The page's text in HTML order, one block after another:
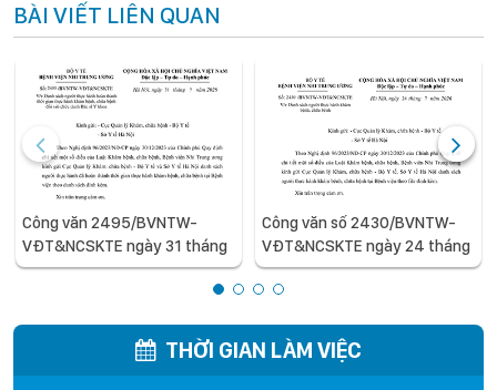
BÀI VIẾT LIÊN QUAN
Công văn 2495/BVNTW-
VĐT&NCSKTE ngày 31 tháng
7 năm 2026 V/v Danh sách
người thực hành hoàn thành
bệnh, chữa bệnh đối với chức
danh Bác sĩ Y khoa
Công văn số 2430/BVNTW-
VĐT&NCSKTE ngày 24 tháng
7 năm 2026 V/v Danh sách
người thực hành khám bệnh,
THỜI GIAN LÀM VIỆC